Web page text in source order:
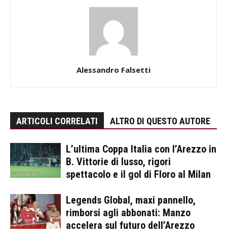
Alessandro Falsetti
ARTICOLI CORRELATI ALTRO DI QUESTO AUTORE
L’ultima Coppa Italia con l’Arezzo in
B. Vittorie di lusso, rigori
spettacolo e il gol di Floro al Milan
Legends Global, maxi pannello,
rimborsi agli abbonati: Manzo
accelera sul futuro dell’Arezzo